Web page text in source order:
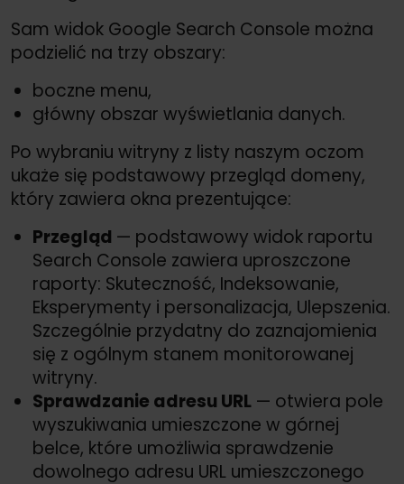
Sam widok Google Search Console można
podzielić na trzy obszary:
boczne menu,
główny obszar wyświetlania danych.
Po wybraniu witryny z listy naszym oczom
ukaże się podstawowy przegląd domeny,
który zawiera okna prezentujące:
Przegląd — podstawowy widok raportu
Search Console zawiera uproszczone
raporty: Skuteczność, Indeksowanie,
Eksperymenty i personalizacja, Ulepszenia.
Szczególnie przydatny do zaznajomienia
się z ogólnym stanem monitorowanej
witryny.
Sprawdzanie adresu URL — otwiera pole
wyszukiwania umieszczone w górnej
belce, które umożliwia sprawdzenie
dowolnego adresu URL umieszczonego